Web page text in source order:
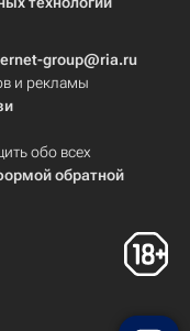
group@ria.ru
и рекламы
обо всех
обратной